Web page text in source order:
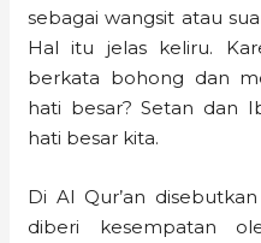
sebagai wangsit atau
Hal itu jelas keliru.
berkata bohong dan
hati besar? Setan dan
hati besar kita.
Di Al Qur’an
diberi kesempatan